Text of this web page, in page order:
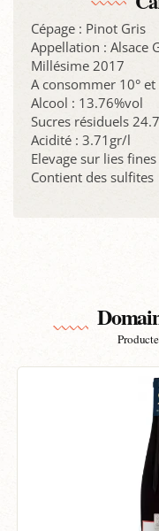
Cépage : Pinot Gris
Appellation : Alsace
Millésime 2017
A consommer 10° et
Alcool : 13.76%vol
Sucres résiduels
Acidité : 3.71gr/l
Elevage sur lies
Contient des sulfites